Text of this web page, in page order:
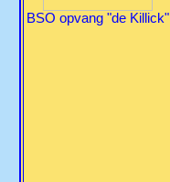
BSO opvang "de Killick"